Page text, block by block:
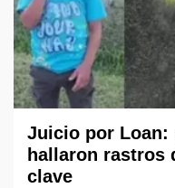
Juicio por Loan:
hallaron rastros
clave